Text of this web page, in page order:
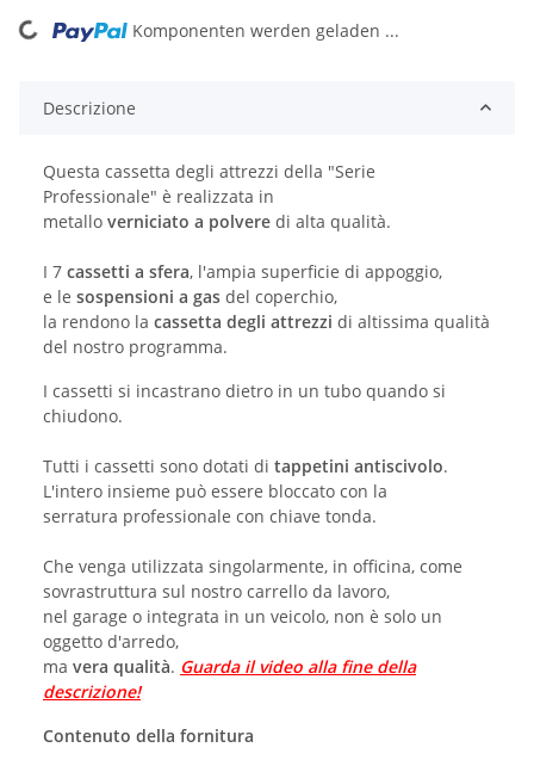
Komponenten werden geladen ...
Descrizione
Questa cassetta degli attrezzi della "Serie
Professionale" è realizzata in
metallo verniciato a polvere di alta qualità.
I 7 cassetti a sfera, l'ampia superficie di appoggio,
e le sospensioni a gas del coperchio,
la rendono la cassetta degli attrezzi di altissima qualità
del nostro programma.
I cassetti si incastrano dietro in un tubo quando si
chiudono.
Tutti i cassetti sono dotati di tappetini antiscivolo.
L'intero insieme può essere bloccato con la
serratura professionale con chiave tonda.
Che venga utilizzata singolarmente, in officina, come
sovrastruttura sul nostro carrello da lavoro,
nel garage o integrata in un veicolo, non è solo un
oggetto d'arredo,
ma vera qualità. Guarda il video alla fine della
descrizione!
Contenuto della fornitura